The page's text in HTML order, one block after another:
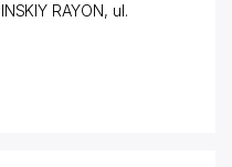
RAYON, ul.